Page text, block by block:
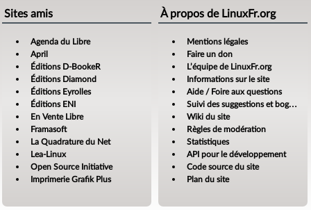
Sites amis
Agenda du Libre
April
Éditions D-BookeR
Éditions Diamond
Éditions Eyrolles
Éditions ENI
En Vente Libre
Framasoft
La Quadrature du Net
Lea-Linux
Open Source Initiative
Imprimerie Grafik Plus
À propos de LinuxFr.org
Mentions légales
Faire un don
L’équipe de LinuxFr.org
Informations sur le site
Aide / Foire aux questions
Suivi des suggestions et bogues
Wiki du site
Règles de modération
Statistiques
API pour le développement
Code source du site
Plan du site